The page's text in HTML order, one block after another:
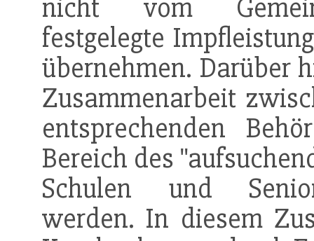
nicht vom
festgelegte
übernehmen. Darüber
Zusammenarbeit
entsprechenden
Bereich des
Schulen und
werden. In diesem